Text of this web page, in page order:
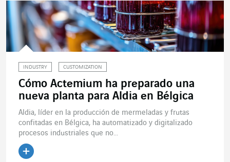
INDUSTRY CUSTOMIZATION
Cómo Actemium ha preparado una
nueva planta para Aldia en Bélgica
Aldia, líder en la producción de mermeladas y frutas
confitadas en Bélgica, ha automatizado y digitalizado
procesos industriales que no...